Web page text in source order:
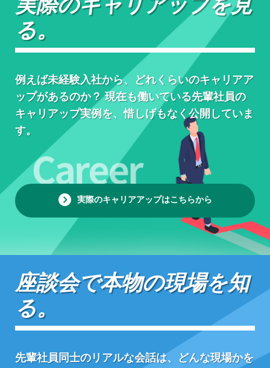
る。
例えば未経験入社から、どれくらいのキャリアア
ップがあるのか？ 現在も働いている先輩社員の
キャリアップ実例を、惜しげもなく公開していま
す。
実際のキャリアアップはこちらから
座談会で本物の現場を知
る。
先輩社員同士のリアルな会話は、どんな現場かを